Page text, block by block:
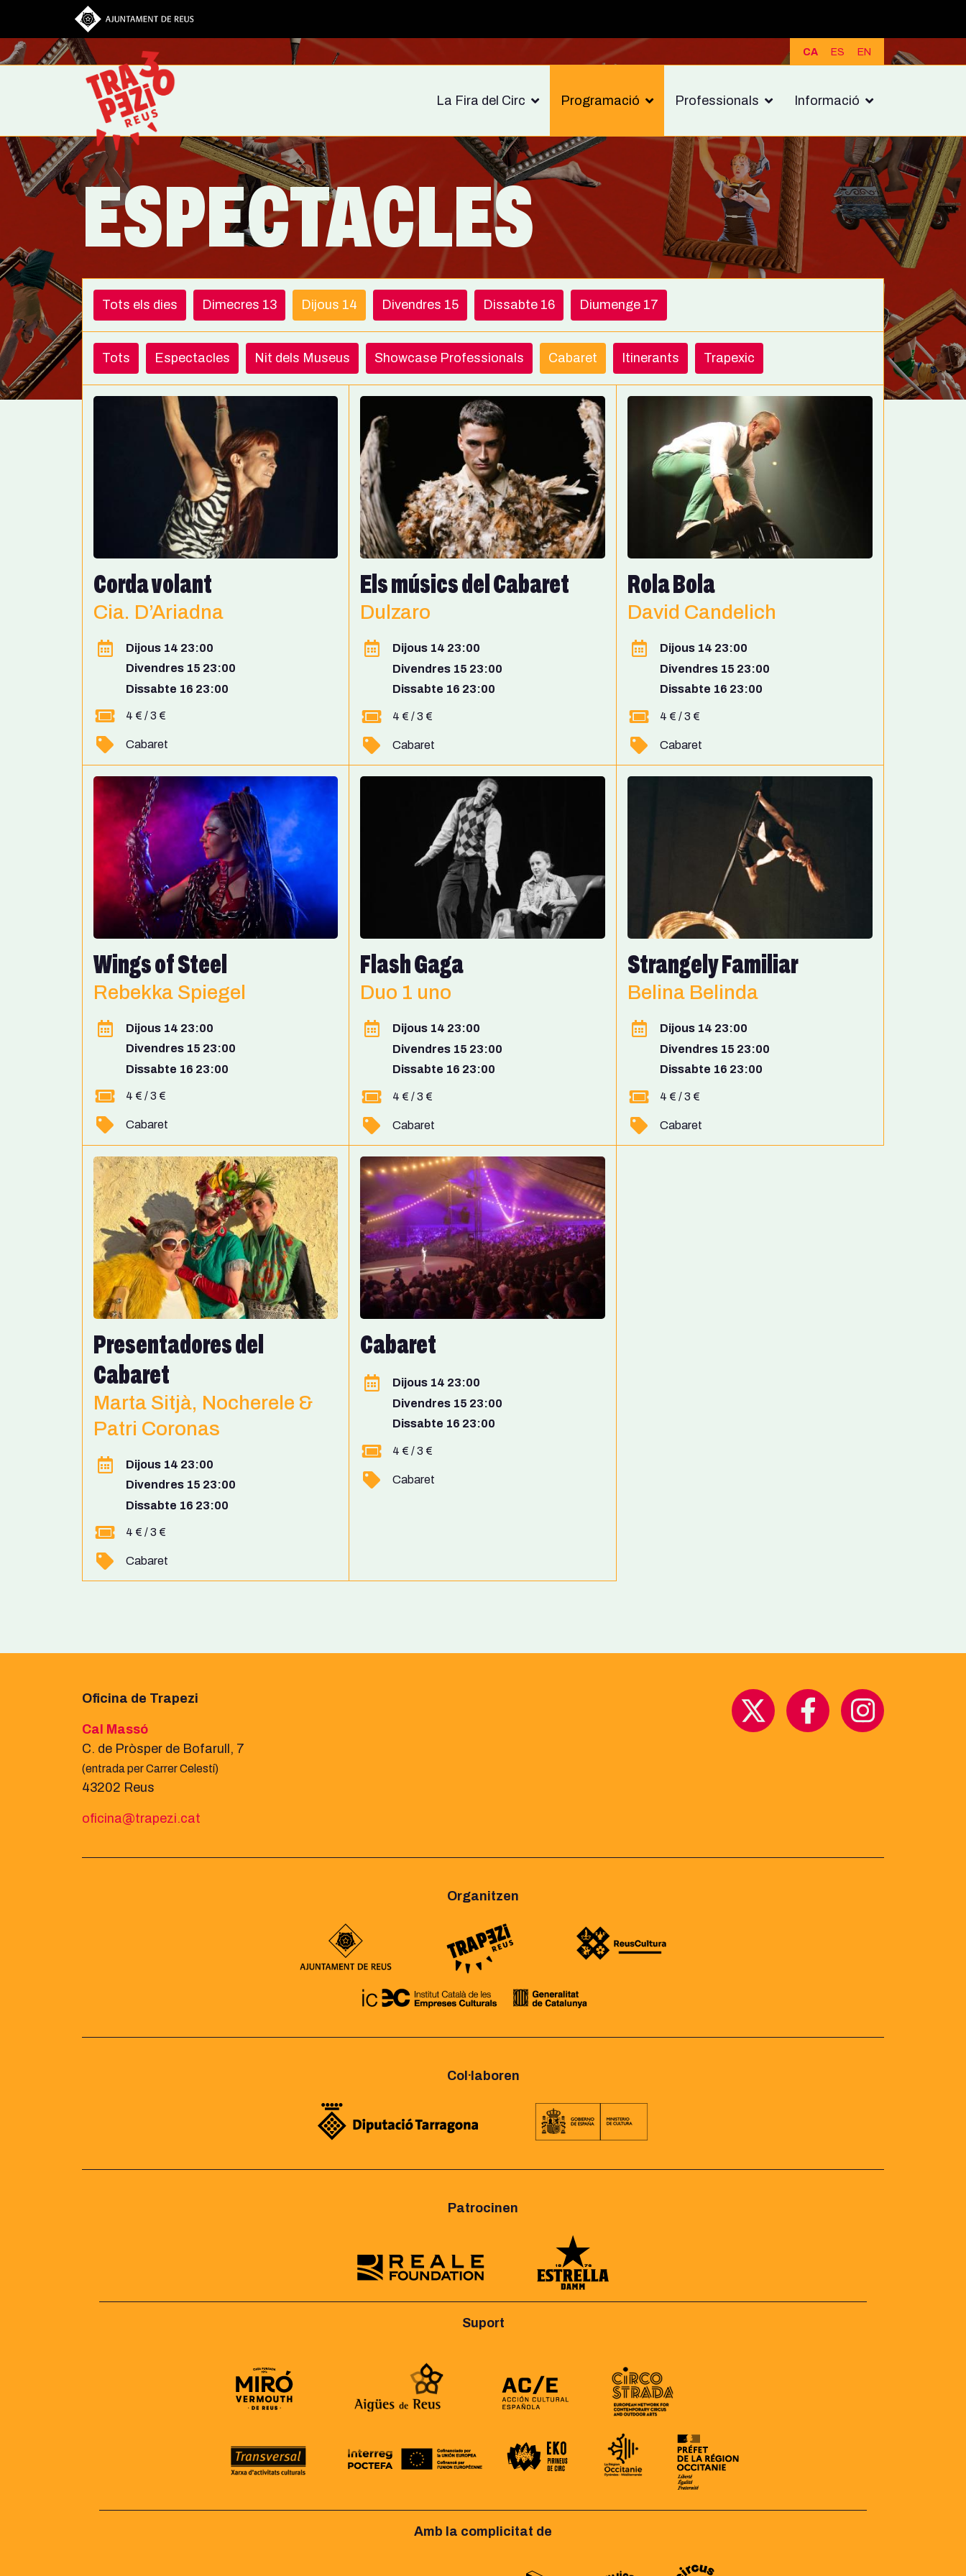
Vés al contingut
CA ES EN
La Fira del Circ Programació Professionals Informació
ESPECTACLES
Tots els dies Dimecres 13 Dijous 14 Divendres 15 Dissabte 16 Diumenge 17
Tots Espectacles Nit dels Museus Showcase Professionals Cabaret Itinerants Trapexic
Corda volant
Cia. D’Ariadna
Dijous 14 23:00
Divendres 15 23:00
Dissabte 16 23:00
4 € / 3 €
Cabaret
Els músics del Cabaret
Dulzaro
Dijous 14 23:00
Divendres 15 23:00
Dissabte 16 23:00
4 € / 3 €
Cabaret
Rola Bola
David Candelich
Dijous 14 23:00
Divendres 15 23:00
Dissabte 16 23:00
4 € / 3 €
Cabaret
Wings of Steel
Rebekka Spiegel
Dijous 14 23:00
Divendres 15 23:00
Dissabte 16 23:00
4 € / 3 €
Cabaret
Flash Gaga
Duo 1 uno
Dijous 14 23:00
Divendres 15 23:00
Dissabte 16 23:00
4 € / 3 €
Cabaret
Strangely Familiar
Belina Belinda
Dijous 14 23:00
Divendres 15 23:00
Dissabte 16 23:00
4 € / 3 €
Cabaret
Presentadores del
Cabaret
Marta Sitjà, Nocherele &
Patri Coronas
Dijous 14 23:00
Divendres 15 23:00
Dissabte 16 23:00
4 € / 3 €
Cabaret
Cabaret
Dijous 14 23:00
Divendres 15 23:00
Dissabte 16 23:00
4 € / 3 €
Cabaret
Oficina de Trapezi
Cal Massó
C. de Pròsper de Bofarull, 7
(entrada per Carrer Celestí)
43202 Reus
oficina@trapezi.cat
Organitzen
Col·laboren
Patrocinen
Suport
Amb la complicitat de